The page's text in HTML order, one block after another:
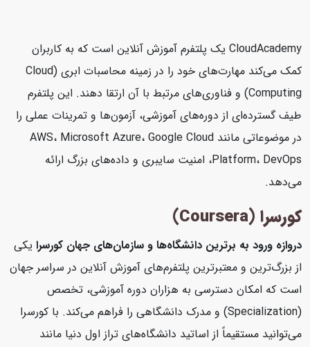
CloudAcademy یک پلتفرم آموزش آنلاین است که به کاربران
کمک می‌کند مهارت‌های خود را در زمینه محاسبات ابری (Cloud
Computing) و فناوری‌های مرتبط با آن ارتقا دهند. این پلتفرم
طیف گسترده‌ای از دوره‌های آموزشی، آزمون‌ها و تمرینات عملی را
در موضوعاتی مانند AWS، Microsoft Azure، Google Cloud
Platform، DevOps، امنیت سایبری و داده‌های بزرگ ارائه
می‌دهد.
کورسرا (Coursera)
دروازه ورود به برترین دانشگاه‌ها و سازمان‌های جهان کورسرایکی
از بزرگ‌ترین و معتبرترین پلتفرم‌های آموزش آنلاین در سراسر جهان
است که امکان دسترسی به هزاران دوره آموزشی، تخصص
(Specialization) و مدرک دانشگاهی را فراهم می‌کند. با کورسرا
می‌توانید مستقیماً از اساتید دانشگاه‌های تراز اول دنیا مانند